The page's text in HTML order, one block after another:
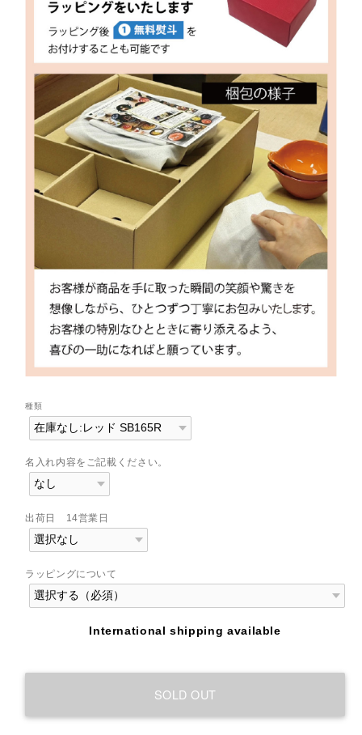
種類
名入れ内容をご記載ください。
出荷日 14営業日
ラッピングについて
International shipping available
SOLD OUT